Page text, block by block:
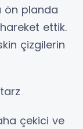
ön planda
ettik.
çizgilerin
çekici ve